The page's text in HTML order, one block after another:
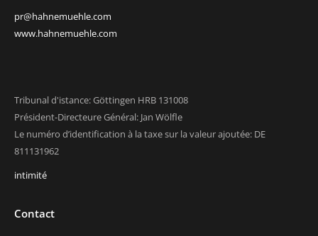
pr@hahnemuehle.com
www.hahnemuehle.com
Tribunal d'istance: Göttingen HRB 131008
Président-Directeure Général: Jan Wölfle
Le numéro d’identification à la taxe sur la valeur ajoutée: DE
811131962
intimité
Contact